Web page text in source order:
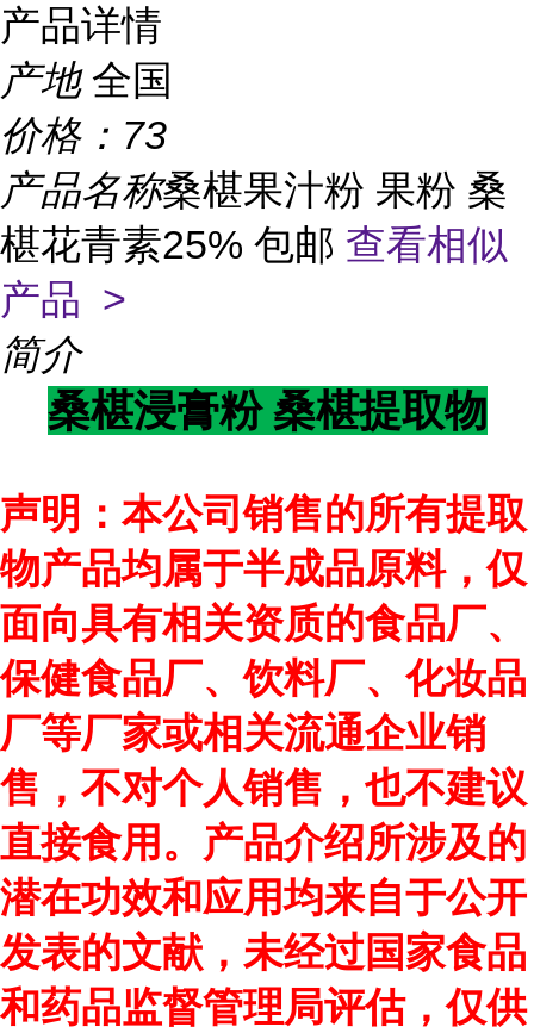
产品详情
产地 全国
价格： 73
产品名称桑椹果汁粉 果粉 桑
椹花青素25% 包邮 查看相似
产品 >
简介
桑椹浸膏粉 桑椹提取物
声明：本公司销售的所有提取
物产品均属于半成品原料，仅
面向具有相关资质的食品厂、
保健食品厂、饮料厂、化妆品
厂等厂家或相关流通企业销
售，不对个人销售，也不建议
直接食用。产品介绍所涉及的
潜在功效和应用均来自于公开
发表的文献，未经过国家食品
和药品监督管理局评估，仅供